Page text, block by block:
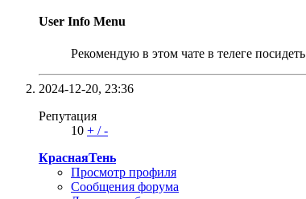
User Info Menu
Рекомендую в этом чате в телеге посидеть
2024-12-20, 23:36
Репутация
10 + /-
КраснаяТень
Просмотр профиля
Сообщения форума